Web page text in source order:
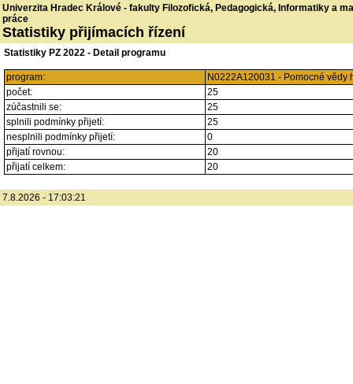
Univerzita Hradec Králové - fakulty Filozofická, Pedagogická, Informatiky a
práce
Statistiky přijímacích řízení
Statistiky PZ 2022 - Detail programu
program:
N0222A120031 - Pomocné vědy
počet:
25
zúčastnili se:
25
splnili podmínky přijetí:
25
nesplnili podmínky přijetí:
0
přijatí rovnou:
20
přijatí celkem:
20
7.8.2026 - 17:03:21